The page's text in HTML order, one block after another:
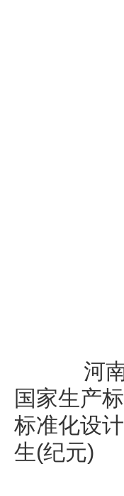
河南
国家生产
标准化设
生(纪元)